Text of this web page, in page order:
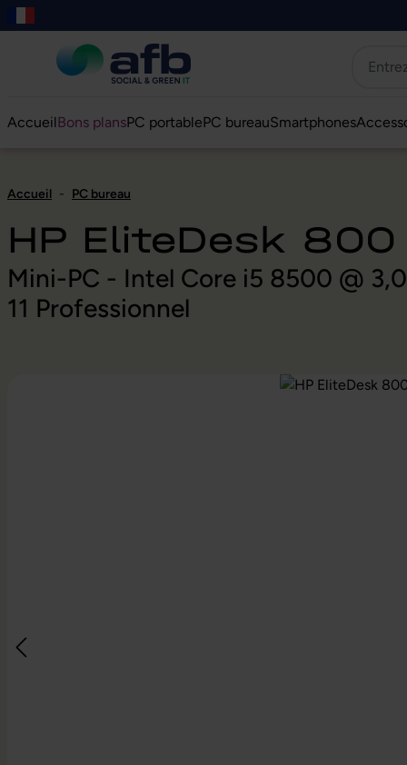
au contenu principal
à la recherche
Passer à la navigation principale
Skip to B2B platform navigation
AccueilBons plansPC portablePC bureauSmartphones
Accueil - PC bureau
HP EliteDesk
Mini-PC - Intel Core i5 8500 @
11 Professionnel